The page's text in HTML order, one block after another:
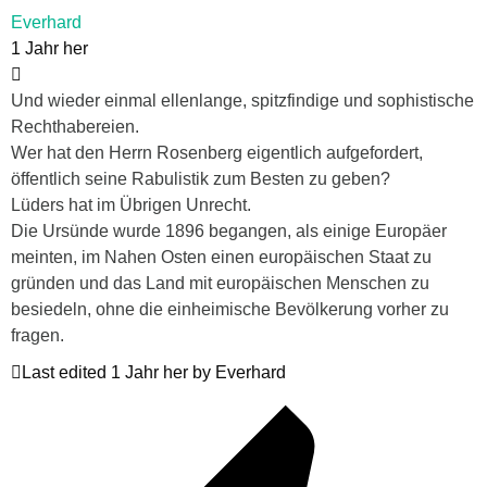
Everhard
1 Jahr her
Und wieder einmal ellenlange, spitzfindige und sophistische
Rechthabereien.
Wer hat den Herrn Rosenberg eigentlich aufgefordert,
öffentlich seine Rabulistik zum Besten zu geben?
Lüders hat im Übrigen Unrecht.
Die Ursünde wurde 1896 begangen, als einige Europäer
meinten, im Nahen Osten einen europäischen Staat zu
gründen und das Land mit europäischen Menschen zu
besiedeln, ohne die einheimische Bevölkerung vorher zu
fragen.
Last edited 1 Jahr her by Everhard